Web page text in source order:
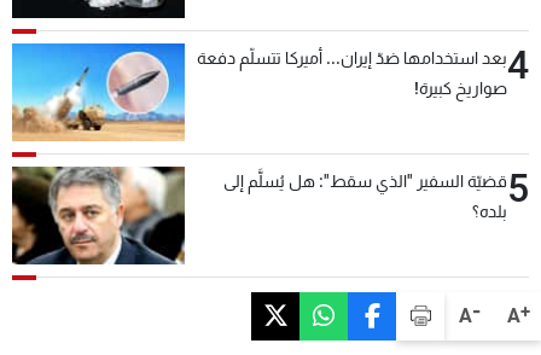
A+
A-
4بعد استخدامها ضدّ إيران... أميركا تتسلّم دفعة
صواريخ كبيرة!
5قضيّة السفير "الذي سقط": هل يُسلَّم إلى
بلده؟